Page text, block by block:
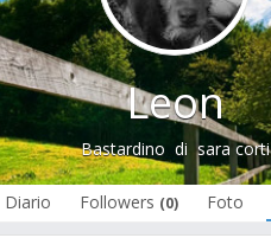
Leon
Bastardino disara corti
Diario Followers (0) Foto